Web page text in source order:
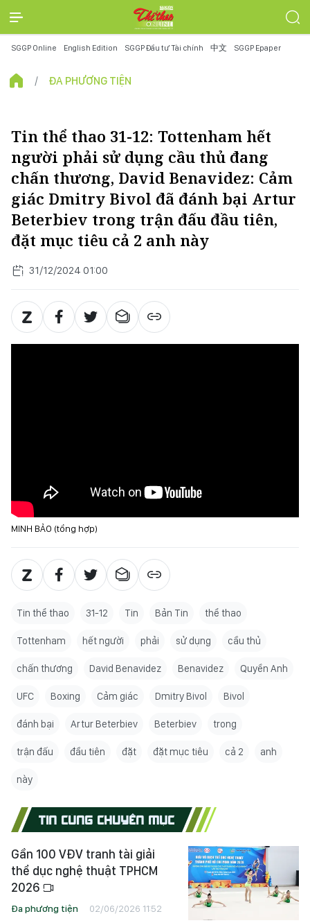
SGGP Online English Edition SGGP Đầu tư Tài chính 中文 SGGP Epaper
ĐA PHƯƠNG TIỆN
Tin thể thao 31-12: Tottenham hết
người phải sử dụng cầu thủ đang
chấn thương, David Benavidez: Cảm
giác Dmitry Bivol đã đánh bại Artur
Beterbiev trong trận đấu đầu tiên,
đặt mục tiêu cả 2 anh này
31/12/2024 01:00
MINH BẢO (tổng hợp)
Tin thể thao 31-12 Tin Bản Tin thể thao
Tottenham hết người phải sử dụng cầu thủ
chấn thương David Benavidez Benavidez Quyền Anh
UFC Boxing Cảm giác Dmitry Bivol Bivol
đánh bại Artur Beterbiev Beterbiev trong
trận đấu đầu tiên đặt đặt mục tiêu cả 2 anh
này
TIN CÙNG CHUYÊN MỤC
Gần 100 VĐV tranh tài giải
thể dục nghệ thuật TPHCM
2026
Đa phương tiện 02/06/2026 11:52